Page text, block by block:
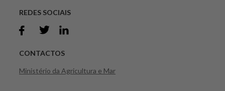
REDES SOCIAIS
CONTACTOS
Ministério da Agricultura e Mar